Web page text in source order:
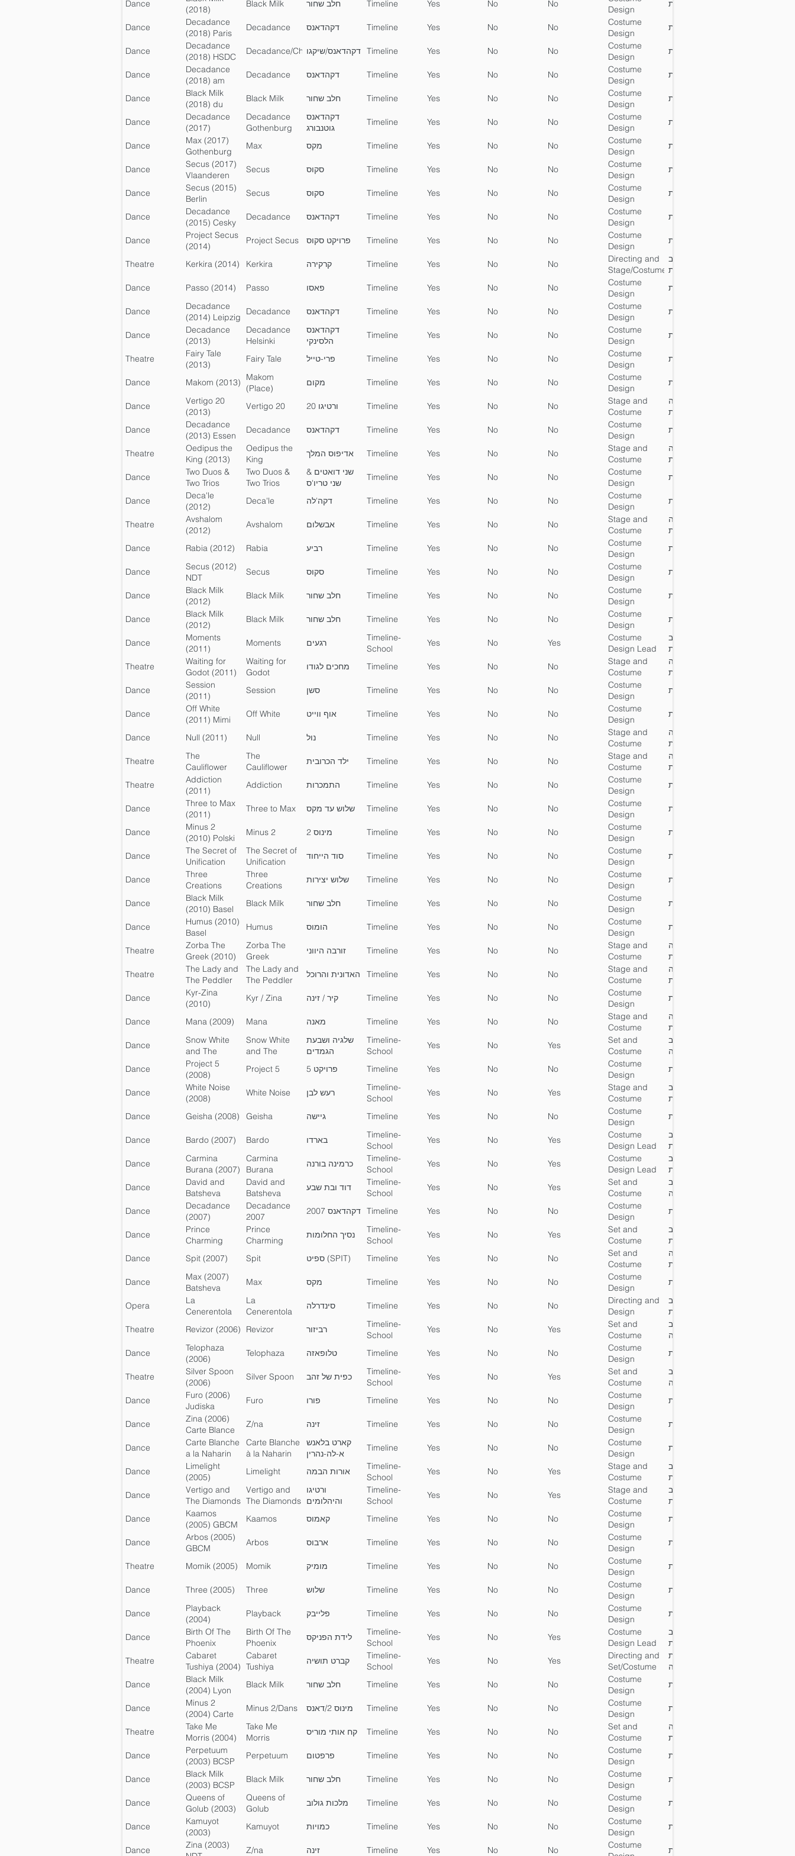
Dance
(2018)
Semperoper
Dresden
Black Milk חלב שחור Timeline Yes No No
Design
עיצוב תלבושות
Dance
Decadance
(2018) Paris
Decadance דקהדאנס Timeline Yes No No
Costume
Design
עיצוב תלבושות
Dance
Decadance
(2018) HSDC
Decadance/Chicagoדקהדאנס/שיקגו Timeline Yes No No
Costume
Design
עיצוב תלבושות
Dance
Decadance
(2018) am
Rhein
Decadance דקהדאנס Timeline Yes No No
Costume
Design
עיצוב תלבושות
Dance
Black Milk
(2018) du
Rhin
Black Milk חלב שחור Timeline Yes No No
Costume
Design
עיצוב תלבושות
Dance
Decadance
(2017)
Gothenburg
Decadance
Gothenburg
דקהדאנס
גוטנבורג
Timeline Yes No No
Costume
Design
עיצוב תלבושות
Dance
Max (2017)
Gothenburg
Max מקס Timeline Yes No No
Costume
Design
עיצוב תלבושות
Dance
Secus (2017)
Vlaanderen
Secus סקוס Timeline Yes No No
Costume
Design
עיצוב תלבושות
Dance
Secus (2015)
Berlin
Secus סקוס Timeline Yes No No
Costume
Design
עיצוב תלבושות
Dance
Decadance
(2015) Cesky
Decadance דקהדאנס Timeline Yes No No
Costume
Design
עיצוב תלבושות
Dance
Project Secus
(2014)
Project Secus פרויקט סקוס Timeline Yes No No
Costume
Design
עיצוב תלבושות
Theatre Kerkira (2014) Kerkira קרקירה Timeline Yes No No
Directing and
Stage/Costume
Design
בימוי ועיצוב
במה ותלבושות
Dance Passo (2014) Passo פאסו Timeline Yes No No
Costume
Design
עיצוב תלבושות
Dance
Decadance
(2014) Leipzig
Decadance דקהדאנס Timeline Yes No No
Costume
Design
עיצוב תלבושות
Dance
Decadance
(2013)
Helsinki
Decadance
Helsinki
דקהדאנס
הלסינקי
Timeline Yes No No
Costume
Design
עיצוב תלבושות
Theatre
Fairy Tale
(2013)
Fairy Tale פרי-טייל Timeline Yes No No
Costume
Design
עיצוב תלבושות
Dance Makom (2013)
Makom
(Place)
מקום Timeline Yes No No
Costume
Design
עיצוב תלבושות
Dance
Vertigo 20
(2013)
Vertigo 20 ורטיגו 20 Timeline Yes No No
Stage and
Costume
Design
עיצוב במה
ותלבושות
Dance
Decadance
(2013) Essen
Decadance דקהדאנס Timeline Yes No No
Costume
Design
עיצוב תלבושות
Theatre
Oedipus the
King (2013)
Oedipus the
King
אדיפוס המלך Timeline Yes No No
Stage and
Costume
Design
עיצוב במה
ותלבושות
Dance
Two Duos &
Two Trios
(2012)
Two Duos &
Two Trios
שני דואטים &
שני טריו'ס
Timeline Yes No No
Costume
Design
עיצוב תלבושות
Dance
Deca'le
(2012)
Batsheva
Deca'le דקה'לה Timeline Yes No No
Costume
Design
עיצוב תלבושות
Theatre
Avshalom
(2012)
Avshalom אבשלום Timeline Yes No No
Stage and
Costume
Design
עיצוב במה
ותלבושות
Dance Rabia (2012) Rabia רביע Timeline Yes No No
Costume
Design
עיצוב תלבושות
Dance
Secus (2012)
NDT
Secus סקוס Timeline Yes No No
Costume
Design
עיצוב תלבושות
Dance
Black Milk
(2012)
CompanyE
Black Milk חלב שחור Timeline Yes No No
Costume
Design
עיצוב תלבושות
Dance
Black Milk
(2012)
NDCWales
Black Milk חלב שחור Timeline Yes No No
Costume
Design
עיצוב תלבושות
Dance
Moments
(2011)
Moments רגעים
Timeline-
School
Yes No Yes
Costume
Design Lead
הנחיית עיצוב
תלבושות
Theatre
Waiting for
Godot (2011)
Waiting for
Godot
מחכים לגודו Timeline Yes No No
Stage and
Costume
Design
עיצוב במה
ותלבושות
Dance
Session
(2011)
Session סשן Timeline Yes No No
Costume
Design
עיצוב תלבושות
Dance
Off White
(2011) Mimi
Off White אוף ווייט Timeline Yes No No
Costume
Design
עיצוב תלבושות
Dance Null (2011) Null נול Timeline Yes No No
Stage and
Costume
Design
עיצוב במה
ותלבושות
Theatre
The
Cauliflower
Boy (2011)
The
Cauliflower
ילד הכרובית Timeline Yes No No
Stage and
Costume
Design
עיצוב במה
ותלבושות
Theatre
Addiction
(2011)
Addiction התמכרות Timeline Yes No No
Costume
Design
עיצוב תלבושות
Dance
Three to Max
(2011)
Three to Max שלוש עד מקס Timeline Yes No No
Costume
Design
עיצוב תלבושות
Dance
Minus 2
(2010) Polski
Minus 2 מינוס 2 Timeline Yes No No
Costume
Design
עיצוב תלבושות
Dance
The Secret of
Unification
(2010)
The Secret of
Unification
סוד הייחוד Timeline Yes No No
Costume
Design
עיצוב תלבושות
Dance
Three
Creations
(2010)
Three
Creations
שלוש יצירות Timeline Yes No No
Costume
Design
עיצוב תלבושות
Dance
Black Milk
(2010) Basel
Black Milk חלב שחור Timeline Yes No No
Costume
Design
עיצוב תלבושות
Dance
Humus (2010)
Basel
Humus הומוס Timeline Yes No No
Costume
Design
עיצוב תלבושות
Theatre
Zorba The
Greek (2010)
Zorba The
Greek
זורבה היווני Timeline Yes No No
Stage and
Costume
Design
עיצוב במה
ותלבושות
Theatre
The Lady and
The Peddler
(2010)
The Lady and
The Peddler
האדונית והרוכל Timeline Yes No No
Stage and
Costume
Design
עיצוב במה
ותלבושות
Dance
Kyr-Zina
(2010)
Kyr / Zina קיר / זינה Timeline Yes No No
Costume
Design
עיצוב תלבושות
Dance Mana (2009) Mana מאנה Timeline Yes No No
Stage and
Costume
Design
עיצוב במה
ותלבושות
Dance
Snow White
and The
Seven Dwarfs
(2009)
Snow White
and The
שלגיה ושבעת
הגמדים
Timeline-
School
Yes No Yes
Set and
Costume
Design Lead
הנחיית עיצוב
תפאורה
Dance
Project 5
(2008)
Project 5 פרויקט 5 Timeline Yes No No
Costume
Design
עיצוב תלבושות
Dance
White Noise
(2008)
White Noise רעש לבן
Timeline-
School
Yes No Yes
Stage and
Costume
Design Lead
הנחיית עיצוב
במה ותלבושות
Dance Geisha (2008) Geisha גיישה Timeline Yes No No
Costume
Design
עיצוב תלבושות
Dance Bardo (2007) Bardo בארדו
Timeline-
School
Yes No Yes
Costume
Design Lead
הנחיית עיצוב
תלבושות
Dance
Carmina
Burana (2007)
Carmina
Burana
כרמינה בורנה
Timeline-
School
Yes No Yes
Costume
Design Lead
הנחיית עיצוב
תלבושות
Dance
David and
Batsheva
(2007)
David and
Batsheva
דוד ובת שבע
Timeline-
School
Yes No Yes
Set and
Costume
Design Lead
הנחיית עיצוב
תפאורה
Dance
Decadance
(2007)
Cedarlake
Decadance
2007
דקהדאנס 2007 Timeline Yes No No
Costume
Design
עיצוב תלבושות
Dance
Prince
Charming
Prince
Charming
נסיך החלומות
Timeline-
School
Yes No Yes
Set and
Costume
Design Lead
הנחיית עיצוב
במה תלבושות
Dance Spit (2007) Spit ספיט (SPIT) Timeline Yes No No
Set and
Costume
Design
עיצוב תפאורה
ותלבושות
Dance
Max (2007)
Batsheva
Max מקס Timeline Yes No No
Costume
Design
עיצוב תלבושות
Opera
La
Cenerentola
La
Cenerentola
סינדרלה Timeline Yes No No
Directing and
Design
בימוי ועיצוב
במה ותלבושות
Theatre Revizor (2006) Revizor רביזור
Timeline-
School
Yes No Yes
Set and
Costume
Design Lead
הנחיית עיצוב
תפאורה
Dance
Telophaza
(2006)
Telophaza טלופאזה Timeline Yes No No
Costume
Design
עיצוב תלבושות
Theatre
Silver Spoon
(2006)
Silver Spoon כפית של זהב
Timeline-
School
Yes No Yes
Set and
Costume
Design Lead
הנחיית עיצוב
תפאורה
Dance
Furo (2006)
Judiska
Furo פורו Timeline Yes No No
Costume
Design
עיצוב תלבושות
Dance
Zina (2006)
Carte Blance
Z/na זינה Timeline Yes No No
Costume
Design
עיצוב תלבושות
Dance
Carte Blanche
a la Naharin
(2006)
Carte Blanche
à la Naharin
קארט בלאנש
א-לה-נהרין
Timeline Yes No No
Costume
Design
עיצוב תלבושות
Dance
Limelight
(2005)
Limelight אורות הבמה
Timeline-
School
Yes No Yes
Stage and
Costume
Design Lead
הנחיית עיצוב
במה ותלבושות
Dance
Vertigo and
The Diamonds
(2005)
Vertigo and
The Diamonds
ורטיגו
והיהלומים
Timeline-
School
Yes No Yes
Stage and
Costume
Design Lead
הנחיית עיצוב
במה ותלבושות
Dance
Kaamos
(2005) GBCM
Kaamos קאמוס Timeline Yes No No
Costume
Design
עיצוב תלבושות
Dance
Arbos (2005)
GBCM
Arbos ארבוס Timeline Yes No No
Costume
Design
עיצוב תלבושות
Theatre Momik (2005) Momik מומיק Timeline Yes No No
Costume
Design
עיצוב תלבושות
Dance Three (2005) Three שלוש Timeline Yes No No
Costume
Design
עיצוב תלבושות
Dance
Playback
(2004)
Playback פלייבק Timeline Yes No No
Costume
Design
עיצוב תלבושות
Dance
Birth Of The
Phoenix
(2004)
Birth Of The
Phoenix
לידת הפניקס
Timeline-
School
Yes No Yes
Costume
Design Lead
הנחיית עיצוב
תלבושות
Theatre
Cabaret
Tushiya (2004)
Cabaret
Tushiya
קברט תושיה
Timeline-
School
Yes No Yes
Directing and
Set/Costume
Design Lead
בימוי והנחיית
עיצוב תפאורה
Dance
Black Milk
(2004) Lyon
Black Milk חלב שחור Timeline Yes No No
Costume
Design
עיצוב תלבושות
Dance
Minus 2
(2004) Carte
Blanche
Minus 2/Dans מינוס 2/דאנס Timeline Yes No No
Costume
Design
עיצוב תלבושות
Theatre
Take Me
Morris (2004)
Take Me
Morris
קח אותי מוריס Timeline Yes No No
Set and
Costume
Design
עיצוב תפאורה
ותלבושות
Dance
Perpetuum
(2003) BCSP
Perpetuum פרפטום Timeline Yes No No
Costume
Design
עיצוב תלבושות
Dance
Black Milk
(2003) BCSP
Black Milk חלב שחור Timeline Yes No No
Costume
Design
עיצוב תלבושות
Dance
Queens of
Golub (2003)
BCSP
Queens of
Golub
מלכות גולוב Timeline Yes No No
Costume
Design
עיצוב תלבושות
Dance
Kamuyot
(2003)
Batsheva
Kamuyot כמויות Timeline Yes No No
Costume
Design
עיצוב תלבושות
Dance
Zina (2003)
Z/na זינה Timeline Yes No No
Costume
עיצוב תלבושות